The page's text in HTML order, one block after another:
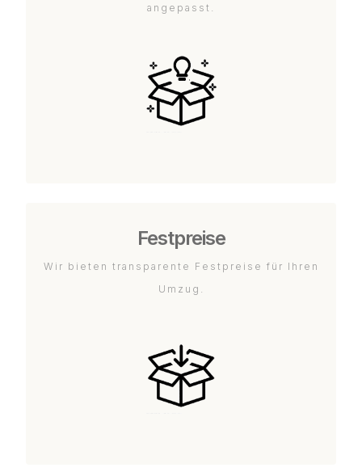
angepasst.
Festpreise
Wir bieten transparente Festpreise für Ihren
Umzug.